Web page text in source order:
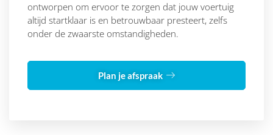
ontworpen om ervoor te zorgen dat jouw voertuig
altijd startklaar is en betrouwbaar presteert, zelfs
onder de zwaarste omstandigheden.
Plan je afspraak